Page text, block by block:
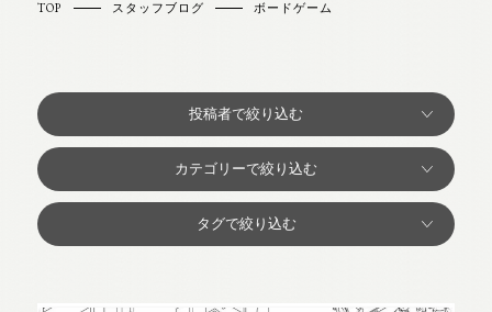
TOP スタッフブログ ボードゲーム